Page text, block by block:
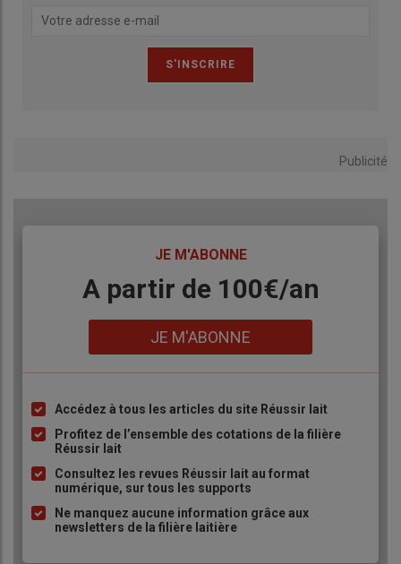
Publicité
JE M'ABONNE
BodyA partir de 100€/an
JE M'ABONNE
Liste
à
puce
Accédez à tous les articles du site Réussir lait
Profitez de l’ensemble des cotations de la filière
Réussir lait
Consultez les revues Réussir lait au format
numérique, sur tous les supports
Ne manquez aucune information grâce aux
newsletters de la filière laitière